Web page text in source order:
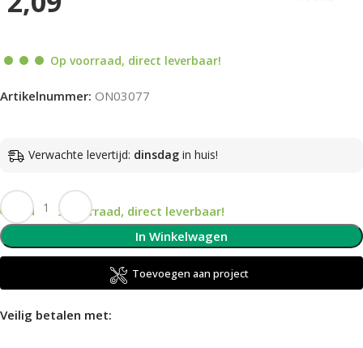
Op voorraad, direct leverbaar!
Artikelnummer: ON03077
Verwachte levertijd: dinsdag in huis!
Op voorraad, direct leverbaar!
In Winkelwagen
Toevoegen aan project
Veilig betalen met: